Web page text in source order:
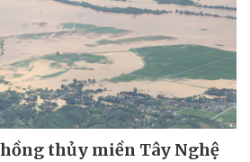
thủy miền Tây Nghệ